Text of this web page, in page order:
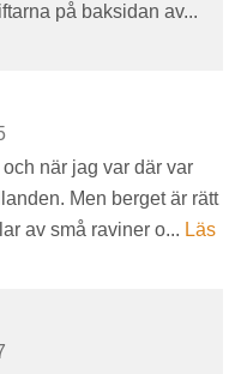
på baksidan av...
när jag var där var
Men berget är rätt
av små raviner o... Läs